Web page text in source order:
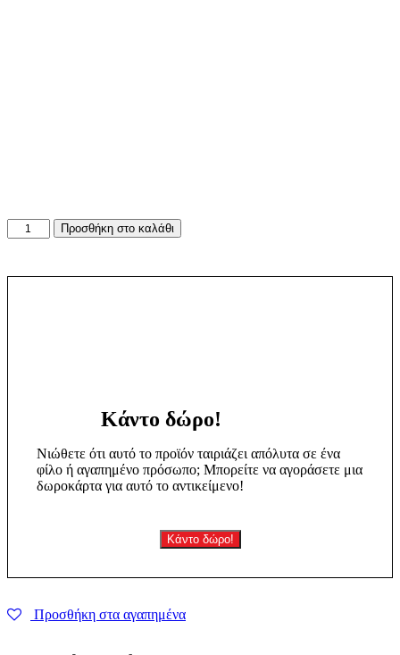
Προσκλητήριο
Γάμου
ποσότητα
Προσθήκη στο καλάθι
Κάντο δώρο!
Νιώθετε ότι αυτό το προϊόν ταιριάζει απόλυτα σε ένα
φίλο ή αγαπημένο πρόσωπο; Μπορείτε να αγοράσετε μια
δωροκάρτα για αυτό το αντικείμενο!
Κάντο δώρο!
Προσθήκη στα αγαπημένα